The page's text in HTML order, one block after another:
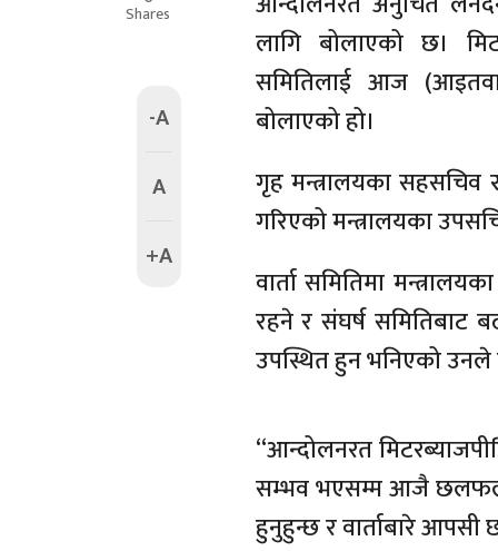
Shares
-A
A
+A
लागि बोलाएको छ।
समितिलाई आज
बोलाएको हो।
गृह मन्त्रालयका सहसचिव
गरिएको मन्त्रालयका
वार्ता समितिमा
रहने र संघर्ष समितिबाट
उपस्थित हुन भनिएको उनले
“आन्दोलनरत
सम्भव भएसम्म आजै
हुनुहुन्छ र वार्ताबारे